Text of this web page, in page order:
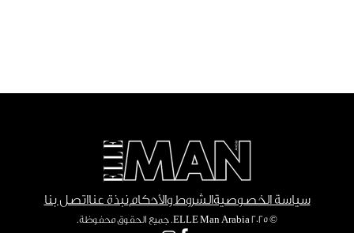
سياسة الخصوصيةالشروط والأحكامنبذة عنااتصل بنا
© ٢٠٢٥ ELLE Man Arabia. جميع الحقوق محفوظة.